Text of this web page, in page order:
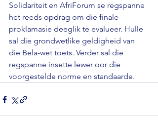
Solidariteit en AfriForum se regspanne
het reeds opdrag om die finale
proklamasie deeglik te evalueer. Hulle
sal die grondwetlike geldigheid van
die Bela-wet toets. Verder sal die
regspanne insette lewer oor die
voorgestelde norme en standaarde.